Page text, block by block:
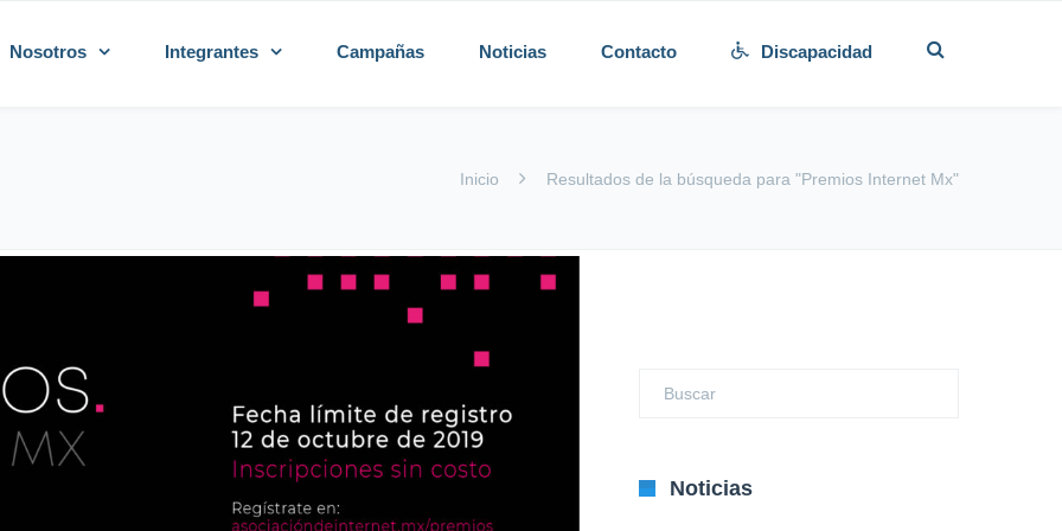
Nosotros Integrantes Campañas Noticias Contacto Discapacidad
Inicio Resultados de la búsqueda para "Premios Internet Mx"
Noticias